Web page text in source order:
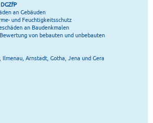
DGZfP
an Gebäuden
und Feuchtigkeitsschutz
an Baudenkmalen
von bebauten und unbebauten
Arnstadt, Gotha, Jena und Gera